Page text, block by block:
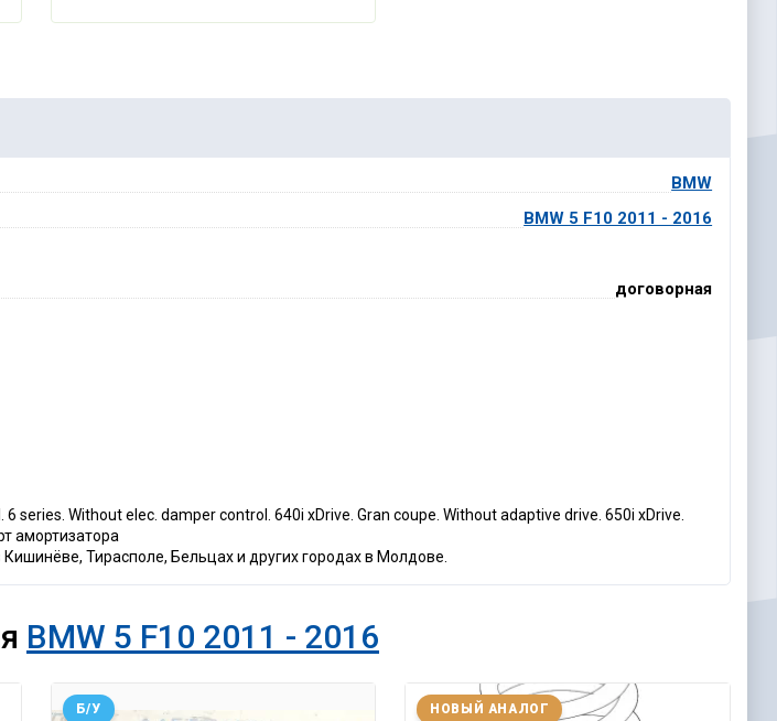
BMW
BMW 5 F10 2011 - 2016
договорная
series. Without elec. damper control. 640i xDrive. Gran coupe. Without adaptive drive. 650i xDrive.
амортизатора
Тирасполе, Бельцах и других городах в Молдове.
BMW 5 F10 2011 - 2016
Б/У НОВЫЙ АНАЛОГ